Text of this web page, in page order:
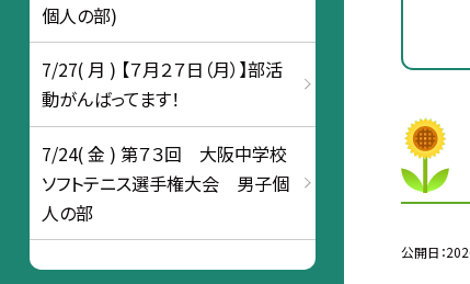
公開日
個人の部)
7/27( 月 ) 【７月２７日（月）】部活
動がんばってます！
7/24( 金 ) 第７３回 大阪中学校
ソフトテニス選手権大会 男子個
人の部